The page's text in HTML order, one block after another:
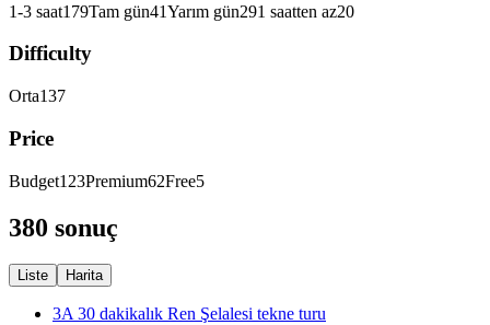
1-3 saat179Tam gün41Yarım gün291 saatten az20
Difficulty
Orta137
Price
Budget123Premium62Free5
380 sonuç
Liste Harita
3A 30 dakikalık Ren Şelalesi tekne turu